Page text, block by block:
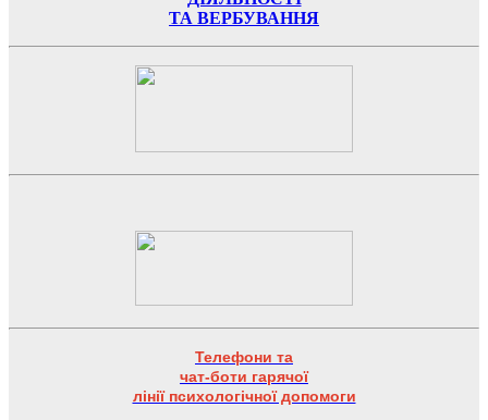
ТА ВЕРБУВАННЯ
Телефони та
чат-боти гарячої
лінії психологічної допомоги